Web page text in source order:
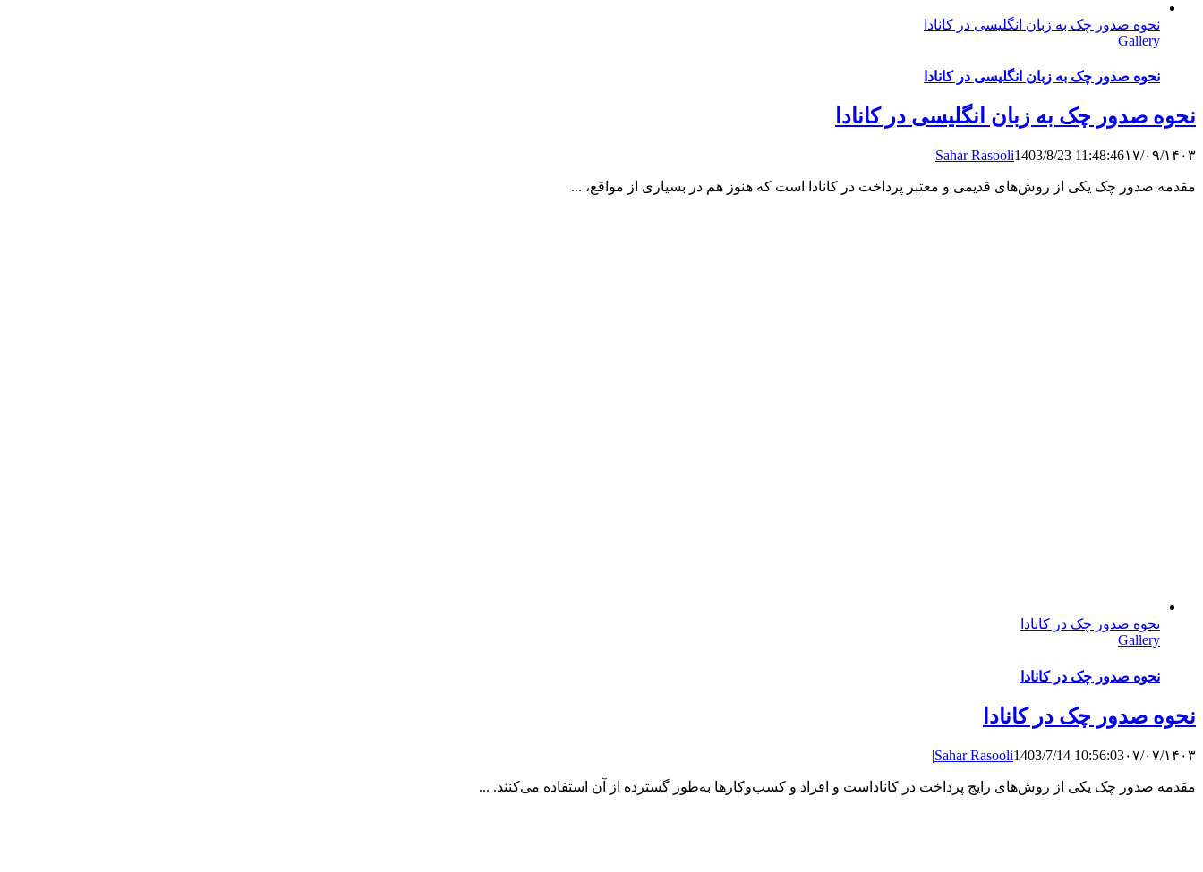
نحوه صدور چک به زبان انگلیسی در کانادا
Gallery
نحوه صدور چک به زبان انگلیسی در کانادا
نحوه صدور چک به زبان انگلیسی در کانادا
Sahar Rasooli1403/8/23 11:48:46۱۷/۰۹/۱۴۰۳ |
مقدمه صدور چک یکی از روش‌های قدیمی و معتبر پرداخت در کانادا است که هنوز هم در بسیاری از مواقع، ...
نحوه صدور چک در کانادا
Gallery
نحوه صدور چک در کانادا
نحوه صدور چک در کانادا
Sahar Rasooli1403/7/14 10:56:03۰۷/۰۷/۱۴۰۳ |
مقدمه صدور چک یکی از روش‌های رایج پرداخت در کاناداست و افراد و کسب‌وکارها به‌طور گسترده از آن استفاده می‌کنند. ...